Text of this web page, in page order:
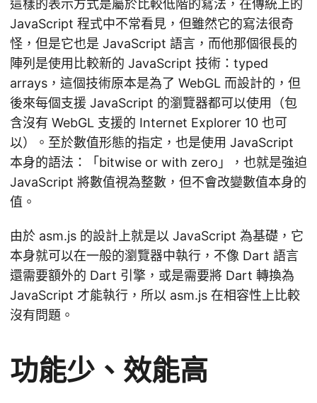
這樣的表示方式是屬於比較低階的寫法，在傳統上的
JavaScript 程式中不常看見，但雖然它的寫法很奇
怪，但是它也是 JavaScript 語言，而他那個很長的
陣列是使用比較新的 JavaScript 技術：typed
arrays，這個技術原本是為了 WebGL 而設計的，但
後來每個支援 JavaScript 的瀏覽器都可以使用（包
含沒有 WebGL 支援的 Internet Explorer 10 也可
以）。至於數值形態的指定，也是使用 JavaScript
本身的語法：「bitwise or with zero」，也就是強迫
JavaScript 將數值視為整數，但不會改變數值本身的
值。
由於 asm.js 的設計上就是以 JavaScript 為基礎，它
本身就可以在一般的瀏覽器中執行，不像 Dart 語言
還需要額外的 Dart 引擎，或是需要將 Dart 轉換為
JavaScript 才能執行，所以 asm.js 在相容性上比較
沒有問題。
功能少、效能高